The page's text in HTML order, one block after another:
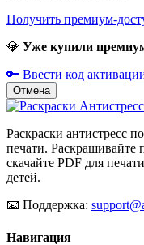
Получить премиум-
💎 Уже купили
🔑 Ввести код
Отмена
Раскраски антистресс
печати. Раскрашивайте
скачайте PDF для
детей.
📧 Поддержка:
Навигация